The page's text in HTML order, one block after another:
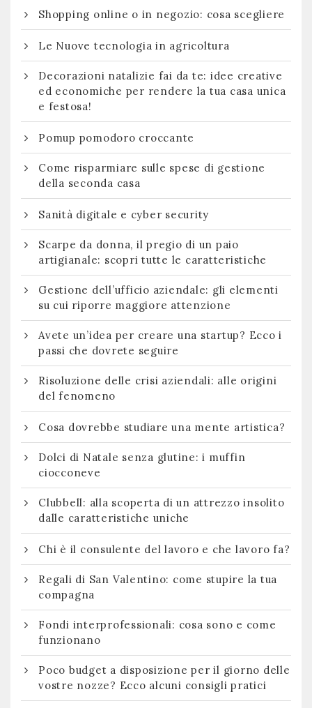
Shopping online o in negozio: cosa scegliere
Le Nuove tecnologia in agricoltura
Decorazioni natalizie fai da te: idee creative
ed economiche per rendere la tua casa unica
e festosa!
Pomup pomodoro croccante
Come risparmiare sulle spese di gestione
della seconda casa
Sanità digitale e cyber security
Scarpe da donna, il pregio di un paio
artigianale: scopri tutte le caratteristiche
Gestione dell’ufficio aziendale: gli elementi
su cui riporre maggiore attenzione
Avete un’idea per creare una startup? Ecco i
passi che dovrete seguire
Risoluzione delle crisi aziendali: alle origini
del fenomeno
Cosa dovrebbe studiare una mente artistica?
Dolci di Natale senza glutine: i muffin
ciocconeve
Clubbell: alla scoperta di un attrezzo insolito
dalle caratteristiche uniche
Chi è il consulente del lavoro e che lavoro fa?
Regali di San Valentino: come stupire la tua
compagna
Fondi interprofessionali: cosa sono e come
funzionano
Poco budget a disposizione per il giorno delle
vostre nozze? Ecco alcuni consigli pratici